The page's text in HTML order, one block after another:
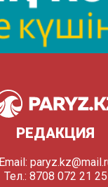
РЕДАКЦИЯ
Email:
Тел.: 8708 072 21 25